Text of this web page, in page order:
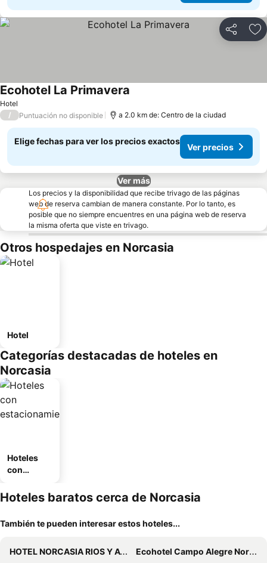
Compartir
Hotel
Ecohotel La Primavera
/ Puntuación no disponible a 2.0 km de: Centro de la ciudad
Elige fechas para ver los precios exactos
Ver precios
Ver más
Los precios y la disponibilidad que recibe trivago de las páginas
web de reserva cambian de manera constante. Por lo tanto, es
posible que no siempre encuentres en una página web de reserva
la misma oferta que viste en trivago.
Otros hospedajes en Norcasia
Hotel
Categorías destacadas de hoteles en
Norcasia
Hoteles
con
miento
Hoteles baratos cerca de Norcasia
También te pueden interesar estos hoteles...
HOTEL NORCASIA RIOS Y AVENTURAS
Ecohotel Campo Alegre Norcasia Caldas